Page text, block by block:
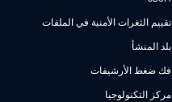
تقييم الثغرات الأمنية في الملفات
بلد المنشأ
فك ضغط الأرشيفات
مركز التكنولوجيا